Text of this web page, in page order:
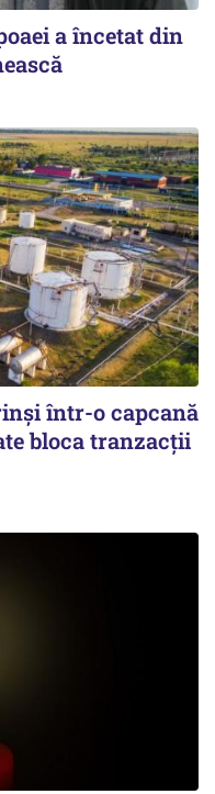
a încetat din
într-o capcană
bloca tranzacții